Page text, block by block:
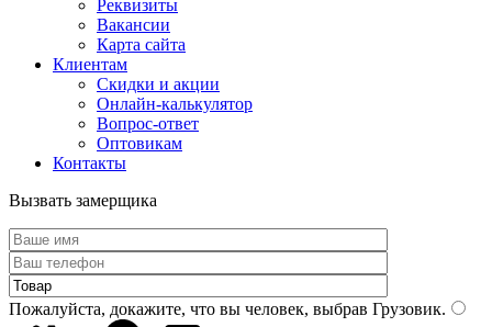
Реквизиты
Вакансии
Карта сайта
Клиентам
Скидки и акции
Онлайн-калькулятор
Вопрос-ответ
Оптовикам
Контакты
Вызвать замерщика
Пожалуйста, докажите, что вы человек, выбрав Грузовик.